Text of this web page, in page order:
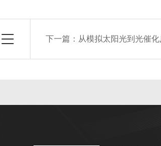
下一篇： 从模拟太阳光到光催化反应：实验室氙灯